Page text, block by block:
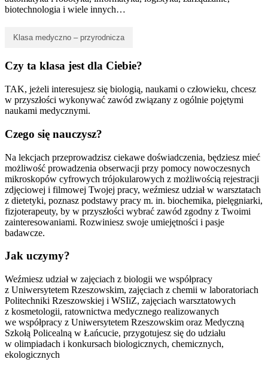
biotechnologia i wiele innych…
Klasa medyczno – przyrodnicza
Czy ta klasa jest dla Ciebie?
TAK, jeżeli interesujesz się biologią, naukami o człowieku, chcesz
w przyszłości wykonywać zawód związany z ogólnie pojętymi
naukami medycznymi.
Czego się nauczysz?
Na lekcjach przeprowadzisz ciekawe doświadczenia, będziesz mieć
możliwość prowadzenia obserwacji przy pomocy nowoczesnych
mikroskopów cyfrowych trójokularowych z możliwością rejestracji
zdjęciowej i filmowej Twojej pracy, weźmiesz udział w warsztatach
z dietetyki, poznasz podstawy pracy m. in. biochemika, pielęgniarki,
fizjoterapeuty, by w przyszłości wybrać zawód zgodny z Twoimi
zainteresowaniami. Rozwiniesz swoje umiejętności i pasje
badawcze.
Jak uczymy?
Weźmiesz udział w zajęciach z biologii we współpracy
z Uniwersytetem Rzeszowskim, zajęciach z chemii w laboratoriach
Politechniki Rzeszowskiej i WSIiZ, zajęciach warsztatowych
z kosmetologii, ratownictwa medycznego realizowanych
we współpracy z Uniwersytetem Rzeszowskim oraz Medyczną
Szkołą Policealną w Łańcucie, przygotujesz się do udziału
w olimpiadach i konkursach biologicznych, chemicznych,
ekologicznych